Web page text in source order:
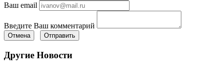
Ваш email
Введите Ваш комментарий
Отмена Отправить
Другие Новости